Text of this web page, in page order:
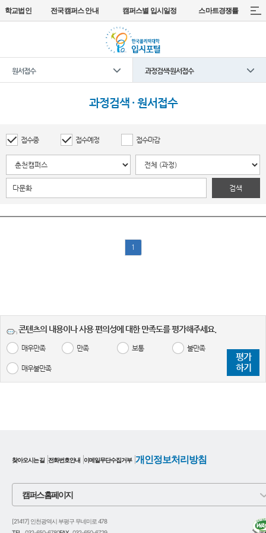
학교법인 전국캠퍼스 안내 캠퍼스별 입시일정 스마트경쟁률
원서접수 과정검색·원서접수
과정검색 · 원서접수
접수중 접수예정 접수마감
검색
1
콘텐츠의 내용이나 사용 편의성에 대한 만족도를 평가해주세요.
매우만족 만족 보통 불만족
매우불만족
평가
하기
찾아오시는 길 전화번호안내 이메일무단수집거부 개인정보처리방침
캠퍼스 홈페이지
[21417] 인천광역시 부평구 무네미로 478